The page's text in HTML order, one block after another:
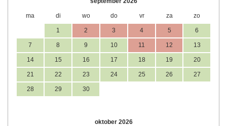
ma di wo do vr za zo
1 2 3 4 5 6
7 8 9 10 11 12 13
14 15 16 17 18 19 20
21 22 23 24 25 26 27
28 29 30
oktober 2026